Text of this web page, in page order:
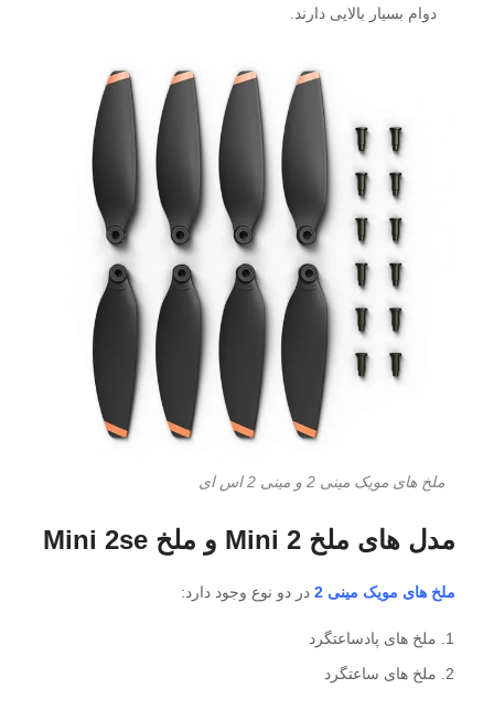
دوام بسیار بالایی دارند.
ملخ های مویک مینی 2 و مینی 2 اس ای
مدل های ملخ Mini 2 و ملخ Mini 2se
ملخ های مویک مینی 2 در دو نوع وجود دارد:
ملخ های پادساعتگرد
ملخ های ساعتگرد